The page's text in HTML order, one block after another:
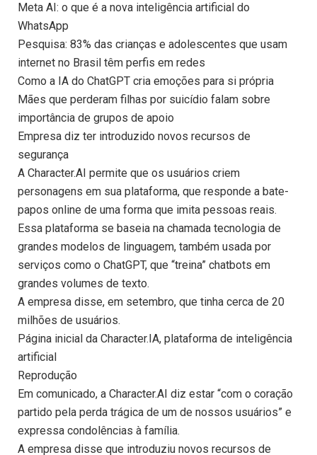
Meta AI: o que é a nova inteligência artificial do
WhatsApp
Pesquisa: 83% das crianças e adolescentes que usam
internet no Brasil têm perfis em redes
Como a IA do ChatGPT cria emoções para si própria
Mães que perderam filhas por suicídio falam sobre
importância de grupos de apoio
Empresa diz ter introduzido novos recursos de
segurança
A Character.AI permite que os usuários criem
personagens em sua plataforma, que responde a bate-
papos online de uma forma que imita pessoas reais.
Essa plataforma se baseia na chamada tecnologia de
grandes modelos de linguagem, também usada por
serviços como o ChatGPT, que “treina” chatbots em
grandes volumes de texto.
A empresa disse, em setembro, que tinha cerca de 20
milhões de usuários.
Página inicial da Character.IA, plataforma de inteligência
artificial
Reprodução
Em comunicado, a Character.AI diz estar “com o coração
partido pela perda trágica de um de nossos usuários” e
expressa condolências à família.
A empresa disse que introduziu novos recursos de